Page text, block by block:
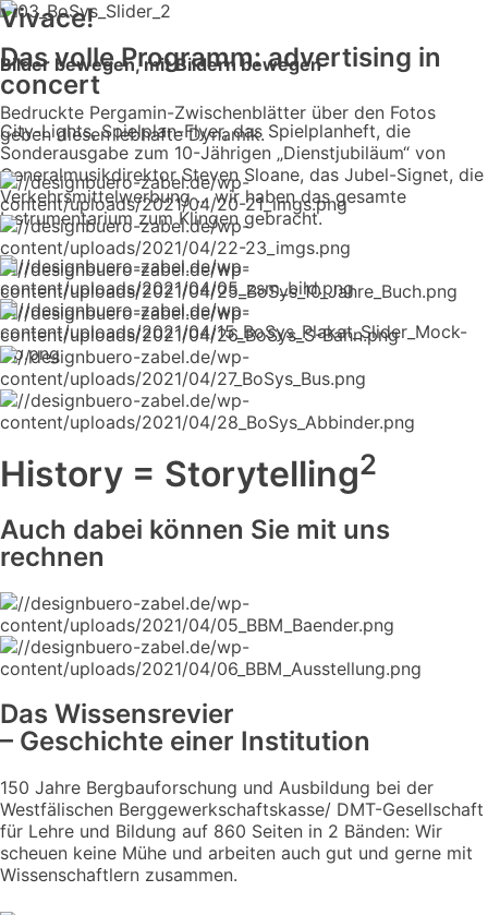
Das volle Programm: advertising in
concert
City-Lights, Spielplan-Flyer, das Spielplanheft, die
Sonderausgabe zum 10-Jährigen „Dienstjubiläum“ von
Generalmusikdirektor Steven Sloane, das Jubel-Signet, die
Verkehrsmittelwerbung ... wir haben das gesamte
Instrumentarium zum Klingen gebracht.
Vivace!
Bilder bewegen, mit Bildern bewegen
Bedruckte Pergamin-Zwischenblätter über den Fotos
geben diesen lebhafte Dynamik.
History = Storytelling2
Auch dabei können Sie mit uns
rechnen
Das Wissensrevier
– Geschichte einer Institution
150 Jahre Bergbauforschung und Ausbildung bei der
Westfälischen Berggewerkschaftskasse/ DMT-Gesellschaft
für Lehre und Bildung auf 860 Seiten in 2 Bänden: Wir
scheuen keine Mühe und arbeiten auch gut und gerne mit
Wissenschaftlern zusammen.